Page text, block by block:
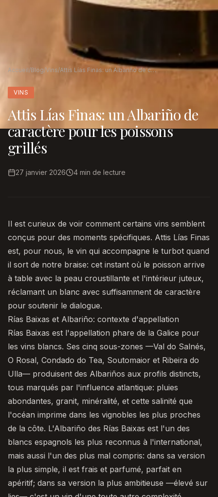
Accueil/Blog/Vins/ Attis Lías Finas: un Albariño de caractère pour les poissons grillés
VINS
Attis Lías Finas: un Albariño de
caractère pour les poissons
grillés
27 janvier 2026 4 min de lecture
Il est curieux de voir comment certains vins semblent
conçus pour des moments spécifiques. Attis Lías Finas
est, pour nous, le vin qui accompagne le turbot quand
il sort de notre braise: cet instant où le poisson arrive
à table avec la peau croustillante et l'intérieur juteux,
réclamant un blanc avec suffisamment de caractère
pour soutenir le dialogue.
Rías Baixas et Albariño: contexte d'appellation
Rías Baixas est l'appellation phare de la Galice pour
les vins blancs. Ses cinq sous-zones —Val do Salnés,
O Rosal, Condado do Tea, Soutomaior et Ribeira do
Ulla— produisent des Albariños aux profils distincts,
tous marqués par l'influence atlantique: pluies
abondantes, granit, minéralité, et cette salinité que
l'océan imprime dans les vignobles les plus proches
de la côte. L'Albariño des Rías Baixas est l'un des
blancs espagnols les plus reconnus à l'international,
mais aussi l'un des plus mal compris: dans sa version
la plus simple, il est frais et parfumé, parfait en
apéritif; dans sa version la plus ambitieuse —élevé sur